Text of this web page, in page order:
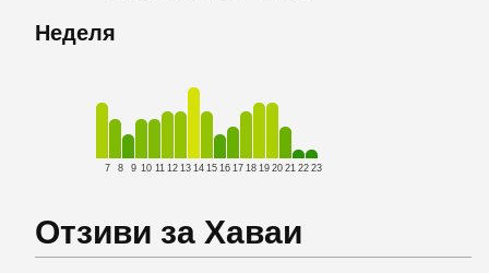
Неделя
7 8 9 10 11 12 13 14 15 16 17 18 19 20 21 22 23
Отзиви за Хаваи